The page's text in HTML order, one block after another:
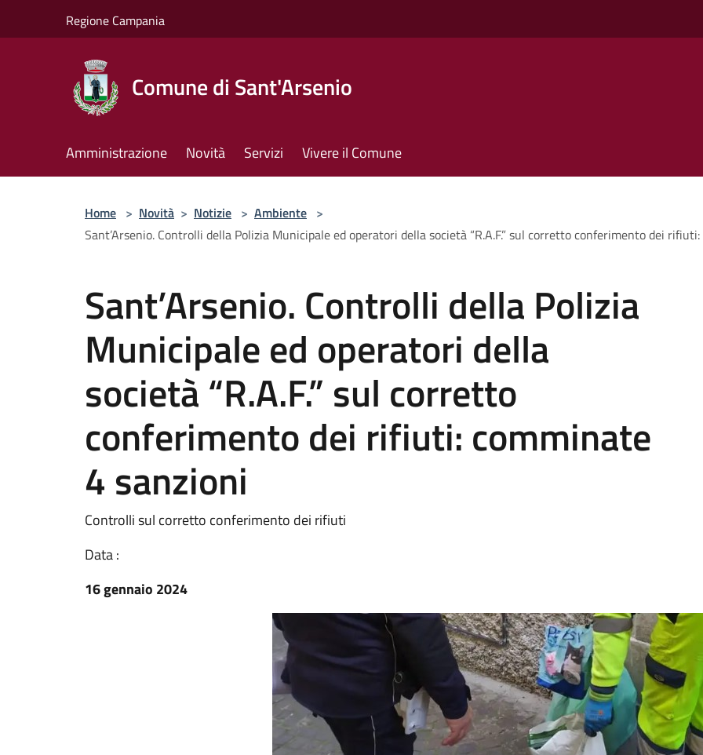
Regione Campania
Comune di Sant'Arsenio
Amministrazione Novità Servizi Vivere il Comune
Home > Novità > Notizie > Ambiente >
Sant’Arsenio. Controlli della Polizia Municipale ed operatori della società “R.A.F.” sul corretto conferimento dei
Sant’Arsenio. Controlli della Polizia
Municipale ed operatori della
società “R.A.F.” sul corretto
conferimento dei rifiuti: comminate
4 sanzioni
Controlli sul corretto conferimento dei rifiuti
Data :
16 gennaio 2024